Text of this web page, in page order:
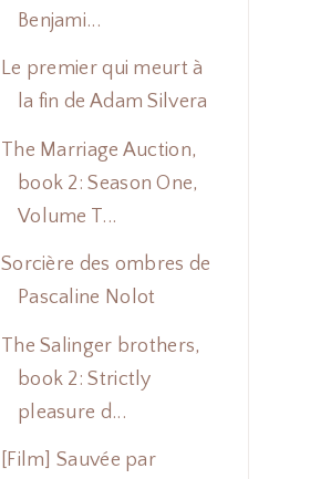
Benjami...
Le premier qui meurt à
la fin de Adam Silvera
The Marriage Auction,
book 2: Season One,
Volume T...
Sorcière des ombres de
Pascaline Nolot
The Salinger brothers,
book 2: Strictly
pleasure d...
[Film] Sauvée par